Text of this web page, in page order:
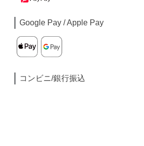
Google Pay / Apple Pay
コンビニ/銀行振込